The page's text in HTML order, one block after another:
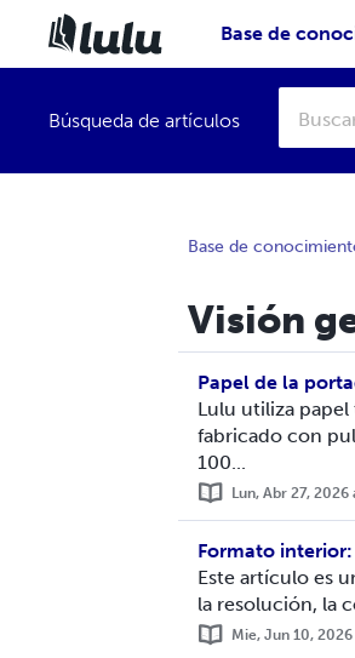
Base de
Búsqueda de artículos
Base de
Visión
Papel de la
Lulu utiliza papel
fabricado con
100...
Lun, Abr 27, 2026
Formato
Este artículo es
la resolución, la
Mie, Jun 10, 2026